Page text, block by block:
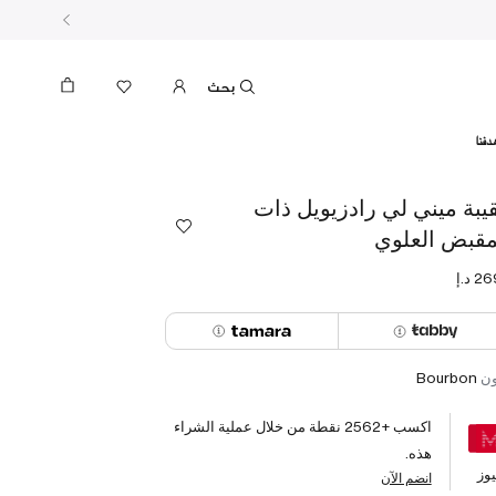
ميني لي رادزيويل ذات
العلوي
Bourbon
اكسب +2562 نقطة من خلال عملية الشراء
هذه.
انضم الآن